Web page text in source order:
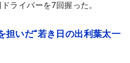
ライバーを7回握った。
担いだ“若き日の出利葉太一